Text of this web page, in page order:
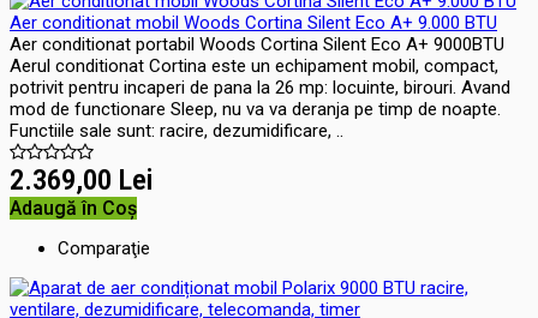
Aer conditionat mobil Woods Cortina Silent Eco A+ 9.000 BTU
Aer conditionat portabil Woods Cortina Silent Eco A+ 9000BTU
Aerul conditionat Cortina este un echipament mobil, compact,
potrivit pentru incaperi de pana la 26 mp: locuinte, birouri. Avand
mod de functionare Sleep, nu va va deranja pe timp de noapte.
Functiile sale sunt: racire, dezumidificare, ..
2.369,00 Lei
Adaugă în Coş
Comparaţie